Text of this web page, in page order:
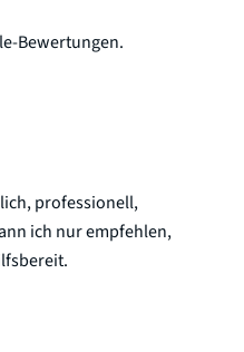
Bewertungen.
professionell,
ich nur empfehlen,